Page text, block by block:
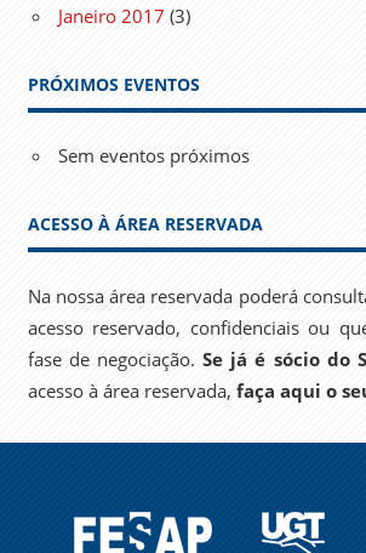
Janeiro 2017 (3)
PRÓXIMOS EVENTOS
Sem eventos próximos
ACESSO À ÁREA RESERVADA
Na nossa área reservada poderá
acesso reservado, confidenciais ou
fase de negociação.Se já é sócio do
acesso à área reservada, faça aqui o
FESAP UGT